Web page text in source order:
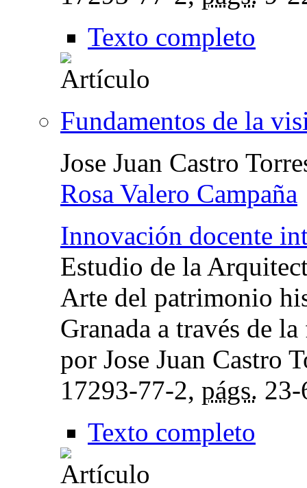
Texto completo
Fundamentos de la
Jose Juan Castro
Rosa Valero Campaña
Innovación docente
Estudio de la
Arte del patrimonio
Granada a través de
por Jose Juan Castro
17293-77-2, págs. 23-
Texto completo